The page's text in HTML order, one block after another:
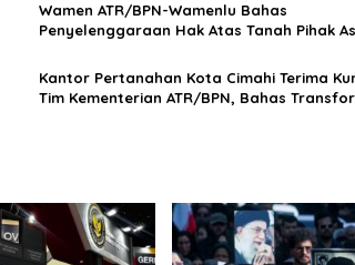
Wamen ATR/BPN-Wamenlu Bahas
Penyelenggaraan Hak Atas Tanah Pihak
Kantor Pertanahan Kota Cimahi Terima
Tim Kementerian ATR/BPN, Bahas